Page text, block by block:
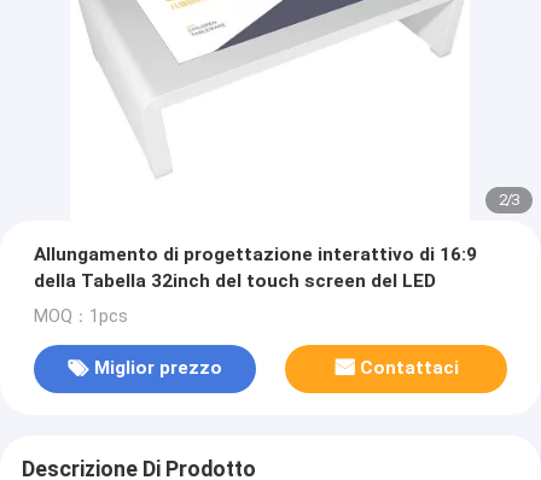
2/3
Allungamento di progettazione interattivo di 16:9
della Tabella 32inch del touch screen del LED
MOQ：1pcs
Miglior prezzo Contattaci
Descrizione Di Prodotto